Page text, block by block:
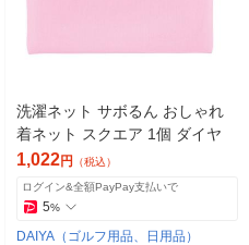
洗濯ネット サボるん おしゃれ
着ネット スクエア 1個 ダイヤ
1,022円 （税込）
ログイン&全額PayPay支払いで
5%
DAIYA（ゴルフ用品、日用品）